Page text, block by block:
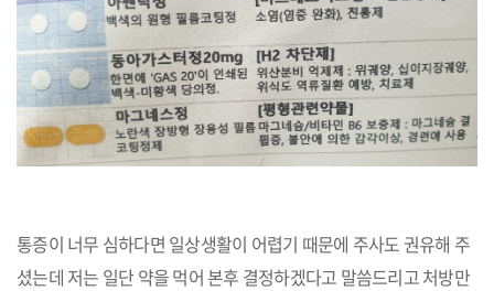
통증이 너무 심하다면 일상생활이 어렵기 때문에 주사도 권유해 주
셨는데 저는 일단 약을 먹어 본후 결정하겠다고 말씀드리고 처방만